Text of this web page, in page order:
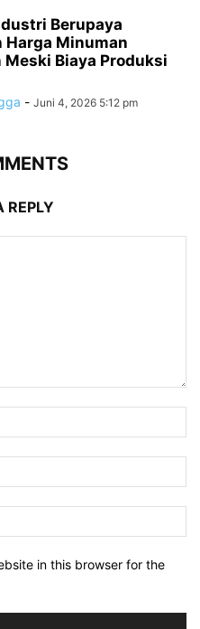
Berupaya
Harga Minuman
Meski Biaya Produksi
- Juni 4, 2026 5:12 pm
REPLY
in this browser for the